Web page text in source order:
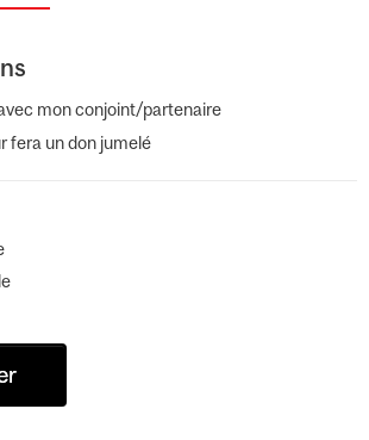
mon conjoint/partenaire
fera un don jumelé